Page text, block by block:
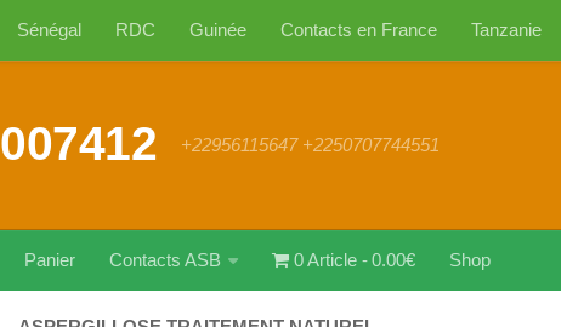
Sénégal RDC Guinée Contacts en France Tanzanie
+22956115647 +2250707744551
Panier Contacts ASB 0 Article 0.00€ Shop